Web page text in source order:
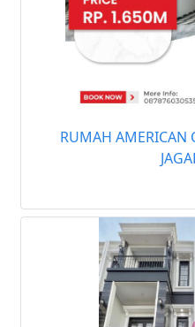
RUMAH AMERICAN